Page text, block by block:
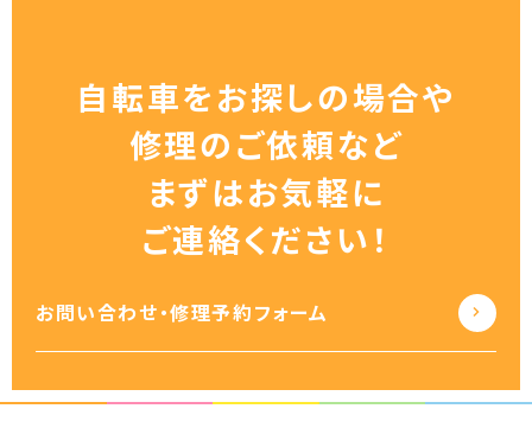
自転車をお探しの場合や
修理のご依頼など
まずはお気軽に
ご連絡ください！
お問い合わせ・修理予約フォーム